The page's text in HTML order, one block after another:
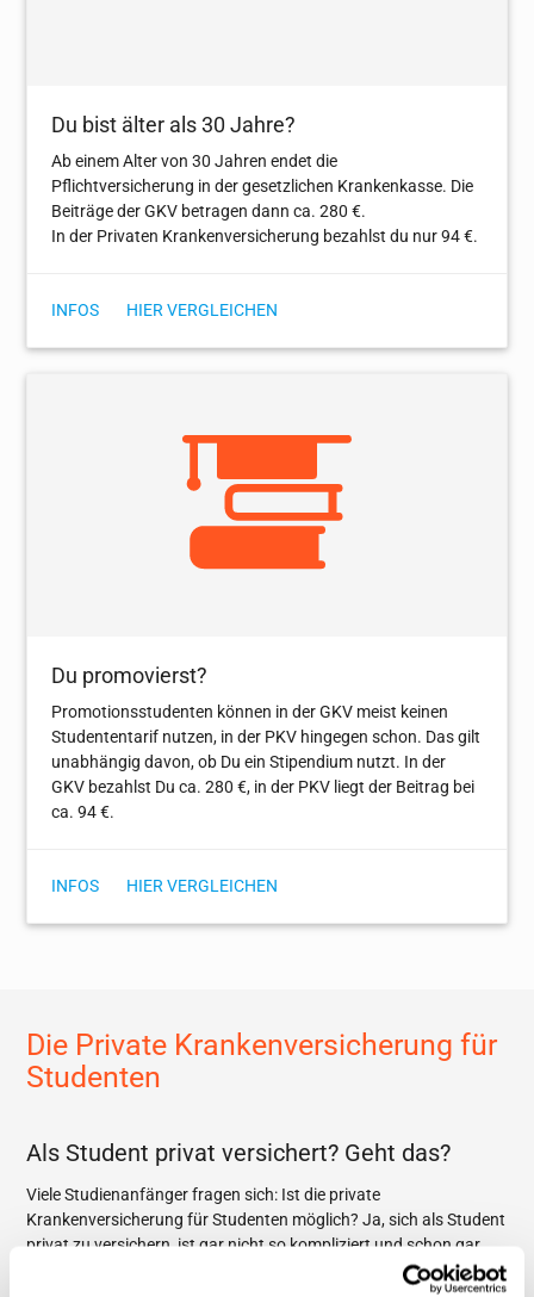
Du bist älter als 30 Jahre?
Ab einem Alter von 30 Jahren endet die
Pflichtversicherung in der gesetzlichen Krankenkasse. Die
Beiträge der GKV betragen dann ca. 280 €.
In der Privaten Krankenversicherung bezahlst du nur 94 €.
INFOS HIER VERGLEICHEN
Du promovierst?
Promotionsstudenten können in der GKV meist keinen
Studenten­tarif nutzen, in der PKV hingegen schon. Das gilt
unabhängig davon, ob Du ein Stipendium nutzt. In der
GKV bezahlst Du ca. 280 €, in der PKV liegt der Beitrag bei
ca. 94 €.
INFOS HIER VERGLEICHEN
Die Private Krankenversicherung für
Studenten
Als Student privat versichert? Geht das?
Viele Studienanfänger fragen sich: Ist die private
Krankenversicherung für Studenten möglich? Ja, sich als Student
privat zu versichern, ist gar nicht so kompliziert und schon gar
nicht so kostspielig, wie es zunächst den Anschein hat. Die